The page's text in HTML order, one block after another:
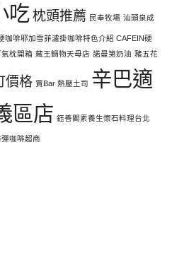
吃枕頭推薦 民奉牧場 汕頭泉成
咖啡耶加雪菲濾掛咖啡特色介紹 CAFEIN硬
枕開箱 藏王鍋物天母店 諾曼第奶油 豬五花
價格 賈Bar 熱壓土司 辛巴適
區店 鈺善閣素養生懷石料理台北
咖啡超商